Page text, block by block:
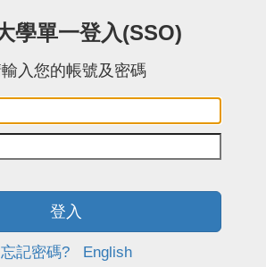
學單一登入(SSO)
入您的帳號及密碼
碼：
登入
忘記密碼? English